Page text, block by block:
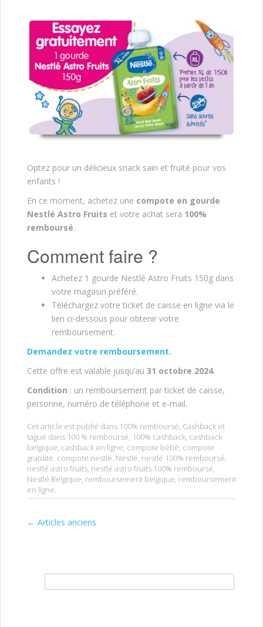
Optez pour un délicieux snack sain et fruité pour vos
enfants !
En ce moment, achetez une compote en gourde
Nestlé Astro Fruits et votre achat sera 100%
remboursé.
Comment faire ?
Achetez 1 gourde Nestlé Astro Fruits 150g dans
votre magasin préféré.
Téléchargez votre ticket de caisse en ligne via le
lien ci-dessous pour obtenir votre
remboursement.
Demandez votre remboursement.
Cette offre est valable jusqu’au 31 octobre 2024.
Condition : un remboursement par ticket de caisse,
personne, numéro de téléphone et e-mail.
Cet article est publié dans 100% remboursé, Cashback et
tagué dans 100 % remboursé, 100% cashback, cashback
belgique, cashback en ligne, compote bébé, compote
gratuite, compote nestlé, Nestlé, nestlé 100% remboursé,
nestlé astro fruits, nestlé astro fruits 100% remboursé,
Nestlé Belgique, remboursement belgique, remboursement
en ligne.
← Articles anciens